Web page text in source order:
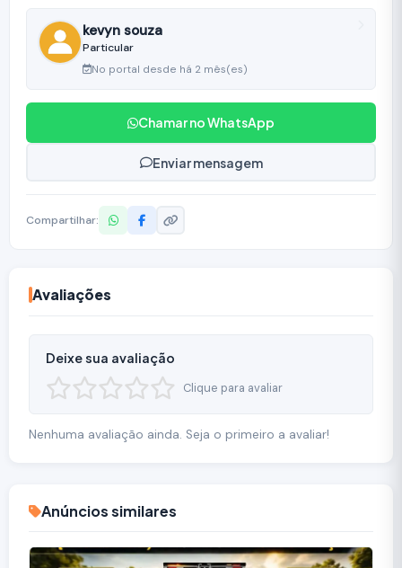
kevyn souza
Particular
No portal desde há 2 mês(es)
Chamar no WhatsApp
Enviar mensagem
Compartilhar:
Avaliações
Deixe sua avaliação
Clique para avaliar
Nenhuma avaliação ainda. Seja o primeiro a avaliar!
Anúncios similares